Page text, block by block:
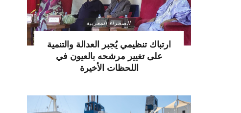
الصحراء المغربية
ارتباك تنظيمي يُجبر العدالة والتنمية
على تغيير مرشحه بالعيون في
اللحظات الأخيرة